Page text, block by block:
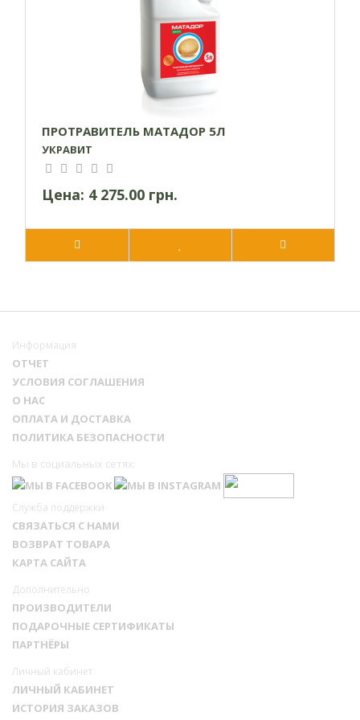
высеваться как можно в более короткий период после
протравливания. Обработанные семена может
храниться в течение года, однако его всхожесть и
энергия прорастания будет зависеть от физических
условий при хранении. При использовании
необходимо проверить на всхожесть. Препарат можно
использовать с большинством фунгицидных
протравителей для рас- расширение спектра действия
против грибных болезней.
Подсолнечник
Пшеница
Злаковые мухи,
совки, цикадки
Рапс
Классификация ВОЗ, токсикологическая
характеристика:
ПРОТРАВИТЕЛЬ МАТАДОР 5Л
УКРАВИТ
Цена: 4 275.00 грн.
Информация
ОТЧЕТ
УСЛОВИЯ СОГЛАШЕНИЯ
О НАС
ОПЛАТА И ДОСТАВКА
ПОЛИТИКА БЕЗОПАСНОСТИ
Мы в социальных сетях:
Служба поддержки
СВЯЗАТЬСЯ С НАМИ
ВОЗВРАТ ТОВАРА
КАРТА САЙТА
Дополнительно
ПРОИЗВОДИТЕЛИ
ПОДАРОЧНЫЕ СЕРТИФИКАТЫ
ПАРТНЁРЫ
Личный кабинет
ЛИЧНЫЙ КАБИНЕТ
ИСТОРИЯ ЗАКАЗОВ